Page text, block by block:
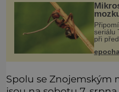
loutku
seriálu
při
Spolu se Znojemským